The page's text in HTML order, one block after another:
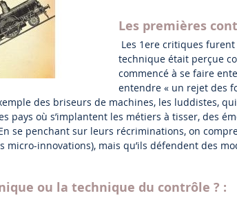
Les premières
Les 1ere critiques
technique était perçue
commencé à se faire
entendre « un rejet des
des briseurs de machines, les luddistes,
pays où s’implantent les métiers à tisser, des
se penchant sur leurs récriminations, on
micro-innovations), mais qu’ils défendent des
ou la technique du contrôle ? :